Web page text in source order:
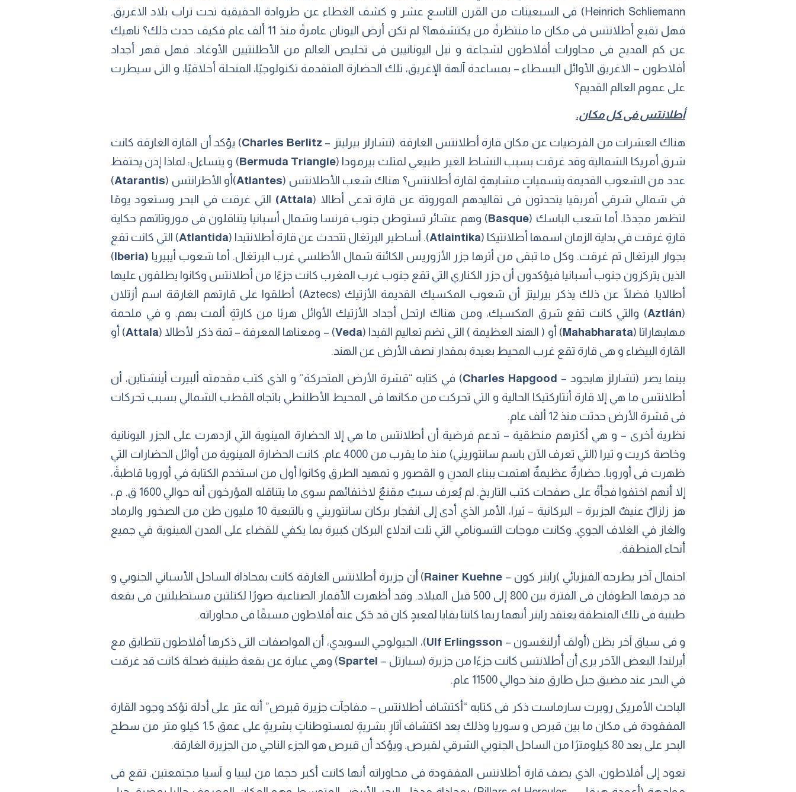
Heinrich Schliemann) فى السبعينات من القرن التاسع عشر و كشف الغطاء عن طروادة الحقيقية تحت تراب بلاد الاغريق.
فهل تقبع أطلانتس فى مكان ما منتظرةً من يكتشفها؟ لم تكن أرض اليونان عامرةً منذ 11 ألف عام فكيف حدث ذلك؟ ناهيك
عن كم المديح فى محاورات أفلاطون لشجاعة و نبل اليونانيين فى تخليص العالم من الأطلنتيين الأوغاد. فهل قهر أجداد
أفلاطون – الاغريق الأوائل البسطاء – بمساعدة آلهة الإغريق، تلك الحضارة المتقدمة تكنولوجيًا، المنحلة أخلاقيًا، و التى سيطرت
على عموم العالم القديم؟
أطلانتس فى كل مكان.
هناك العشرات من الفرضيات عن مكان قارة أطلانتس الغارقة. (تشارلز بيرليتز –
) يؤكد أن القارة الغارقة كانت
شرق أمريكا الشمالية وقد غرقت بسبب النشاط الغير طبيعي لمثلث بيرمودا (Bermuda Triangle) و يتساءل: لماذا إذن يحتفظ
عدد من الشعوب القديمة يتسمياتٍ مشابهةٍ لقارة أطلانتس؟ هناك شعب الأطلانتس (Atlantes)أو الأطرانتس (Atarantis
)
في شمالي شرقي أفريقيا يتحدثون فى تقاليدهم الموروثة عن قارة تدعى أطالا (Attala)
التي غرقت في البحر وستعود يومًا
لتظهر مجددًا. أما شعب الباسك (Basque) وهم عشائر تستوطن جنوب فرنسا وشمال أسبانيا يتناقلون فى موروثاتهم حكاية
قارةٍ غرقت في بداية الزمان اسمها أطلانتيكا (Atlaintika). أساطير البرتغال تتحدث عن قارة أطلانتيدا (Atlantida) التي كانت تقع
بجوار البرتغال ثم غرقت. وكل ما تبقى من أثرها جزر الأزوريس الكائنة شمال الأطلسي غرب البرتغال. أما شعوب أيبيريا (Iberia
)
الذين يتركزون جنوب أسبانيا فيؤكدون أن جزر الكناري التي تقع جنوب غرب المغرب كانت جزءًا من أطلانتس وكانوا يطلقون عليها
أطالايا. فضلًا عن ذلك يذكر بيرليتز أن شعوب المكسيك القديمة الأزتيك (Aztecs) أطلقوا على قارتهم الغارقة اسم أزتلان
(
Aztlán) والتي كانت تقع شرق المكسيك، ومن هناك ارتحل أجداد الأزتيك الأوائل هربًا من كارثةٍ ألمت بهم. و في ملحمة
مهابهاراتا (Mahabharata) أو ( الهند العظيمة ) التى تضم تعاليم الفيدا (Veda) – ومعناها المعرفة – ثمة ذكر لأطالا (Attala) أو
القارة البيضاء و هى قارة تقع غرب المحيط بعيدة بمقدار نصف الأرض عن الهند.
بينما يصر (تشارلز هابجود – Charles Hapgood) في كتابه “قشرة الأرض المتحركة” و الذي كتب مقدمته ألبيرت أينشتاين، أن
أطلانتس ما هي إلا قارة أنتاركتيكا الحالية و التي تحركت من مكانها فى المحيط الأطلنطي باتجاه القطب الشمالي بسبب تحركات
فى قشرة الأرض حدثت منذ 12 ألف عام.
نظرية أخرى – و هي أكثرهم منطقية – تدعم فرضية أن أطلانتس ما هي إلا الحضارة المينوية التي ازدهرت على الجزر اليونانية
وخاصة كريت و ثيرا (التي تعرف الآن باسم سانتوريني) منذ ما يقرب من 4000 عام. كانت الحضارة المينوية من أوائل الحضارات التي
ظهرت فى أوروبا. حضارةٌ عظيمةٌ اهتمت ببناء المدنِ و القصور و تمهيد الطرق وكانوا أول من استخدم الكتابة في أوروبا قاطبةً،
إلا أنهم اختفوا فجأةً على صفحات كتب التاريخ. لم يُعرف سببٌ مقنعٌ لاختفائهم سوى ما يتناقله المؤرخون أنه حوالي 1600 ق. م.،
هز زلزالٌ عنيفٌ الجزيرة – البركانية – ثيرا، الأمر الذي أدى إلى انفجار بركان سانتوريني و بالتبعية 10 مليون طن من الصخور والرماد
والغاز في الغلاف الجوي. وكانت موجات التسونامي التي تلت اندلاع البركان كبيرة بما يكفي للقضاء على المدن المينوية في جميع
أنحاء المنطقة.
احتمال آخر يطرحه الفيزيائي )راينر كون – Rainer Kuehne) أن جزيرة أطلانتس الغارقة كانت بمحاذاة الساحل الأسباني الجنوبي و
قد جرفها الطوفان فى الفترة بين 800 إلى 500 قبل الميلاد. وقد أظهرت الأقمار الصناعية صورًا لكتلتين مستطيلتين فى بقعة
طينية فى تلك المنطقة يعتقد راينر أنهما ربما كانتا بقايا لمعبدٍ كان قد حَكى عنه أفلاطون مسبقًا فى محاوراته.
و فى سياق آخر يظن (أولف أرلنغسون – Ulf Erlingsson)، الجيولوجي السويدي، أن المواصفات التى ذكرها أفلاطون تتطابق مع
أيرلندا. البعض الآخر يرى أن أطلانتس كانت جزءًا من جزيرة (سبارتل –
) وهي عبارة عن بقعة طينية ضحلة كانت قد غرقت
في البحر عند مضيق جبل طارق منذ حوالي 11500 عام.
الباحث الأمريكى روبرت سارماست ذكر فى كتابه “أكتشاف أطلانتس – مفاجآت جزيرة قبرص” أنه عثر على أدلة تؤكد وجود القارة
المفقودة فى مكان ما بين قبرص و سوريا وذلك بعد اكتشاف آثارٍ بشريةٍ لمستوطناتٍ بشريةٍ على عمق 1.5 كيلو متر من سطح
البحر على بعد 80 كيلومترًا من الساحل الجنوبي الشرقي لقبرص. ويؤكد أن قبرص هو الجزء الناجي من الجزيرة الغارقة.
نعود إلى أفلاطون، الذي يصف قارة أطلانتس المفقودة فى محاوراته أنها كانت أكبر حجما من ليبيا و آسيا مجتمعتين. تقع فى